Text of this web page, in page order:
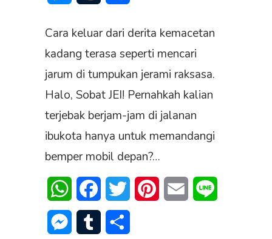
Cara keluar dari derita kemacetan
kadang terasa seperti mencari
jarum di tumpukan jerami raksasa.
Halo, Sobat JEI! Pernahkah kalian
terjebak berjam-jam di jalanan
ibukota hanya untuk memandangi
bemper mobil depan?…
WhatsAppFacebookTwitter PinterestEmail
Messenger
Tumblr